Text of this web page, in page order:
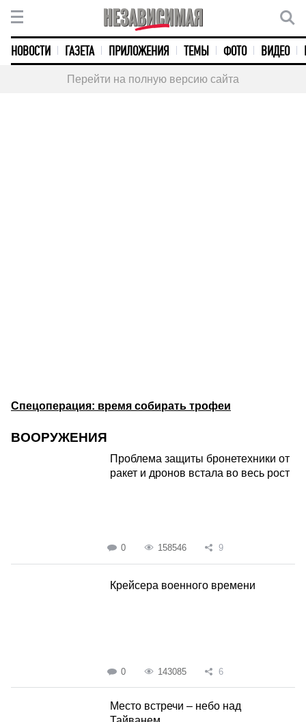
НОВОСТИ ГАЗЕТА ПРИЛОЖЕНИЯ ТЕМЫ ФОТО ВИДЕО
Перейти на полную версию сайта
Спецоперация: время собирать трофеи
ВООРУЖЕНИЯ
Проблема защиты бронетехники от
ракет и дронов встала во весь рост
0 158546 9
Крейсера военного времени
0 143085 6
Место встречи – небо над